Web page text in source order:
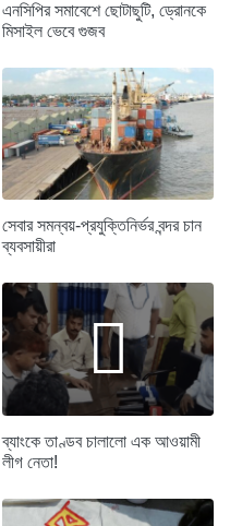
এনসিপির সমাবেশে ছোটাছুটি, ড্রোনকে
মিসাইল ভেবে গুজব
সেবার সমন্বয়-প্রযুক্তিনির্ভর বন্দর চান
ব্যবসায়ীরা
ব্যাংকে তাণ্ডব চালালো এক আওয়ামী
লীগ নেতা!